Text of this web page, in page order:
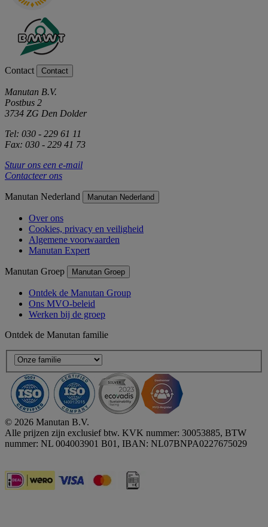
Contact Contact
Manutan B.V.
Postbus 2
3734 ZG Den Dolder
Tel: 030 - 229 61 11
Fax: 030 - 229 41 73
Stuur ons een e-mail
Contacteer ons
Manutan Nederland Manutan Nederland
Over ons
Cookies, privacy en veiligheid
Algemene voorwaarden
Manutan Expert
Manutan Groep Manutan Groep
Ontdek de Manutan Group
Ons MVO-beleid
Werken bij de groep
Ontdek de Manutan familie
© 2026 Manutan B.V.
Alle prijzen zijn exclusief btw. KVK nummer: 30053885, BTW
nummer: NL 004003901 B01, IBAN: NL07BNPA0227675029